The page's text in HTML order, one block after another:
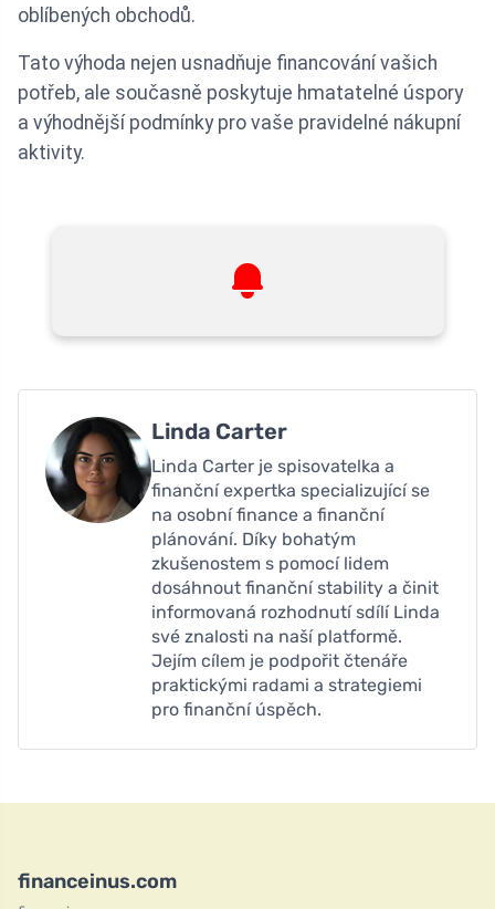
oblíbených obchodů.
Tato výhoda nejen usnadňuje financování vašich
potřeb, ale současně poskytuje hmatatelné úspory
a výhodnější podmínky pro vaše pravidelné nákupní
aktivity.
Linda Carter
Linda Carter je spisovatelka a
finanční expertka specializující se
na osobní finance a finanční
plánování. Díky bohatým
zkušenostem s pomocí lidem
dosáhnout finanční stability a činit
informovaná rozhodnutí sdílí Linda
své znalosti na naší platformě.
Jejím cílem je podpořit čtenáře
praktickými radami a strategiemi
pro finanční úspěch.
financeinus.com